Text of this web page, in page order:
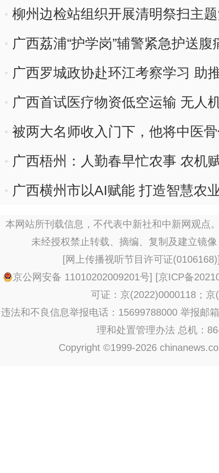
柳州边检站组织开展清明祭扫主
广西荔浦“护学岗”辅警紧急护送腹
广西罗城政协赴环江考察学习 助
广西首试医疗物资低空运输 无人
被两大名师收入门下，他将中医
广西梧州：人勤春早忙农事 农机
广西横州市以AI赋能 打造智慧农
本网站所刊载信息，不代表中新社和中新网观点
未经授权禁止转载、摘编、复制及建立镜
[网上传播视听节目许可证(0106168)
京公网安备 11010202009201号] [京ICP备
可证：京(2022)0000118；京
违法和不良信息举报电话：15699788000 举报邮
理和处置管理办法 总机：
Copyright ©1999-2026